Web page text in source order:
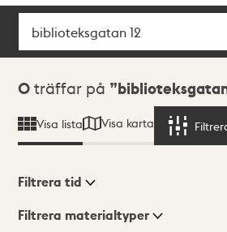
Sök
Sökresultat
0 träffar på
Visa lista Visa karta
Visningsläge
Filtrera tid
Filtrera materialtyper